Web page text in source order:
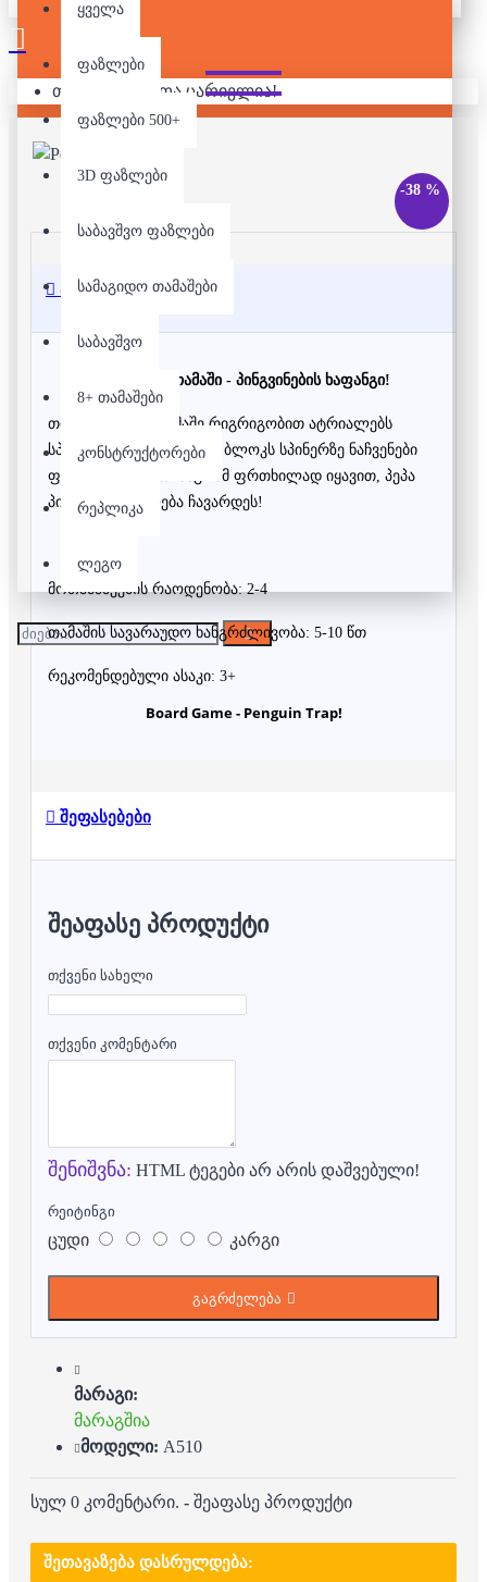
ყველა
ფაზლები
ფაზლები 500+
3D ფაზლები
საბავშვო ფაზლები
სამაგიდო თამაშები
საბავშვო
8+ თამაშები
კონსტრუქტორები
რეპლიკა
ლეგო
თქვენი კალათა ცარიელია!
PENGUIN TRAP!
-38 %
აღწერა
სამაგიდო თამაში - პინგვინების ხაფანგი!
თითოეული მოთამაშე რიგრიგობით ატრიალებს
სპინერსს და იღებს ერთ ბლოკს სპინერზე ნაჩვენები
ფერის მიხედვით. მაგრამ ფრთხილად იყავით, პეპა
პინგვინი შეიძლება ჩავარდეს!
მოთამაშეების რაოდენობა: 2-4
თამაშის სავარაუდო ხანგრძლივობა: 5-10 წთ
რეკომენდებული ასაკი: 3+
Board Game - Penguin Trap!
შეფასებები
ᲨᲔᲐᲤᲐᲡᲔ ᲞᲠᲝᲓᲣᲥᲢᲘ
თქვენი სახელი
თქვენი კომენტარი
შენიშვნა: HTML ტეგები არ არის დაშვებული!
რეიტინგი
ცუდი კარგი
გაგრძელება
მარაგი:
მარაგშია
მოდელი: A510
სულ 0 კომენტარი. - შეაფასე პროდუქტი
ᲨᲔᲗᲐᲕᲐᲖᲔᲑᲐ ᲓᲐᲡᲠᲣᲚᲓᲔᲑᲐ: